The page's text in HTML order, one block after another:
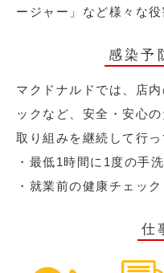
ージャー」など様々な
感染予
マクドナルドでは、店
ックなど、安全・安心
取り組みを継続して行っ
・最低1時間に1度の手
・就業前の健康チェッ
仕